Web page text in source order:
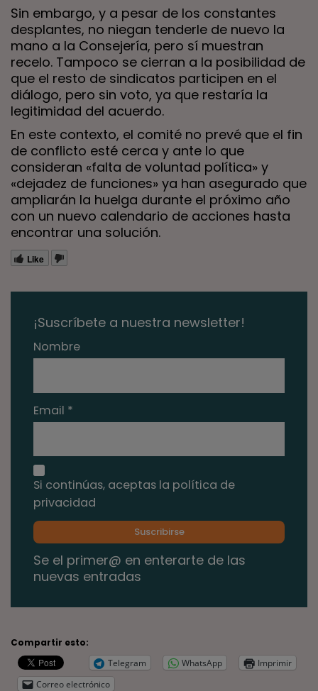
Sin embargo, y a pesar de los constantes
desplantes, no niegan tenderle de nuevo la
mano a la Consejería, pero sí muestran
recelo. Tampoco se cierran a la posibilidad de
que el resto de sindicatos participen en el
diálogo, pero sin voto, ya que restaría la
legitimidad del acuerdo.
En este contexto, el comité no prevé que el fin
de conflicto esté cerca y ante lo que
consideran «falta de voluntad política» y
«dejadez de funciones» ya han asegurado que
ampliarán la huelga durante el próximo año
con un nuevo calendario de acciones hasta
encontrar una solución.
Like
¡Suscríbete a nuestra newsletter!
Nombre
Email *
Si continúas, aceptas la política de
privacidad
Se el primer@ en enterarte de las
nuevas entradas
Compartir esto:
Telegram
WhatsApp
Imprimir
Correo electrónico